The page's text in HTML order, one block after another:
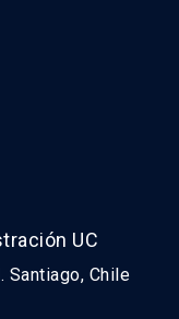
UC
Santiago, Chile